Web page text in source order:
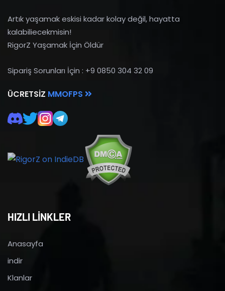
Artık yaşamak eskisi kadar kolay değil, hayatta
kalabiliecekmisin!
RigorZ Yaşamak İçin Öldür
Sipariş Sorunları İçin : +9 0850 304 32 09
ÜCRETSIZ MMOFPS
HIZLI LİNKLER
Anasayfa
indir
Klanlar